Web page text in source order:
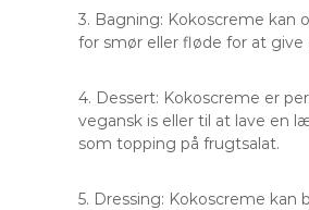
3. Bagning: Kokoscreme kan
for smør eller fløde for at
4. Dessert: Kokoscreme er
vegansk is eller til at lave en
som topping på frugtsalat.
5. Dressing: Kokoscreme